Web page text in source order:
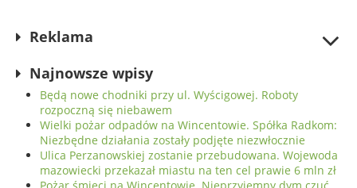
Reklama
Najnowsze wpisy
Będą nowe chodniki przy ul. Wyścigowej. Roboty
rozpoczną się niebawem
Wielki pożar odpadów na Wincentowie. Spółka Radkom:
Niezbędne działania zostały podjęte niezwłocznie
Ulica Perzanowskiej zostanie przebudowana. Wojewoda
mazowiecki przekazał miastu na ten cel prawie 6 mln zł